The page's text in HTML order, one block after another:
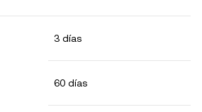
3 días
60 días